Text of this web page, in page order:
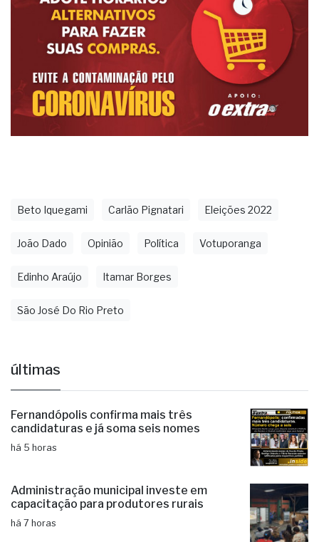
Beto Iquegami Carlão Pignatari Eleições 2022
João Dado Opinião Política Votuporanga
Edinho Araújo Itamar Borges
São José Do Rio Preto
últimas
Fernandópolis confirma mais três
candidaturas e já soma seis nomes
há 5 horas
Administração municipal investe em
capacitação para produtores rurais
há 7 horas